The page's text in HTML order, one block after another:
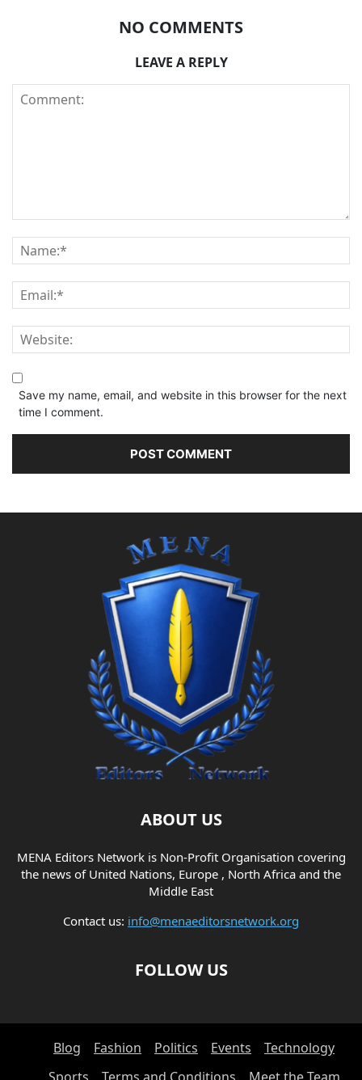
NO COMMENTS
LEAVE A REPLY
Save my name, email, and website in this browser for the next
time I comment.
ABOUT US
MENA Editors Network is Non-Profit Organisation covering
the news of United Nations, Europe , North Africa and the
Middle East
Contact us: info@menaeditorsnetwork.org
FOLLOW US
Blog Fashion Politics Events
Technology